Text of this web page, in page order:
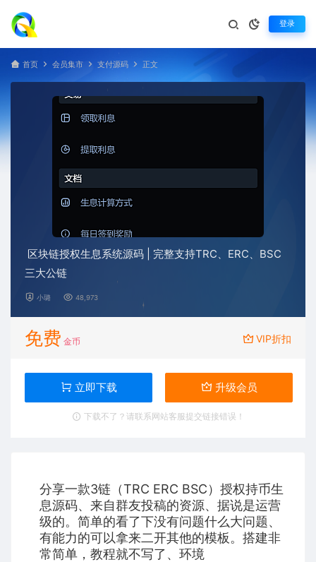
登录
首页 会员集市 支付源码 正文
区块链授权生息系统源码 | 完整支持TRC、ERC、BSC
三大公链
小璐 48,973
免费 金币 VIP折扣
立即下载 升级会员
下载不了？请联系网站客服提交链接错误！
分享一款3链（TRC ERC BSC）授权持币生
息源码、来自群友投稿的资源、据说是运营
级的。简单的看了下没有问题什么大问题、
有能力的可以拿来二开其他的模板。搭建非
常简单，教程就不写了、环境